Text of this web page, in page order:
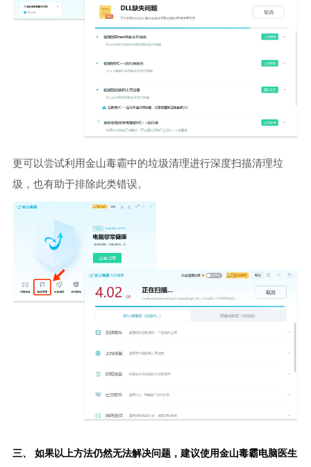
更可以尝试利用金山毒霸中的垃圾清理进行深度扫描清理垃
圾，也有助于排除此类错误。
三、 如果以上方法仍然无法解决问题，建议使用金山毒霸电脑医生